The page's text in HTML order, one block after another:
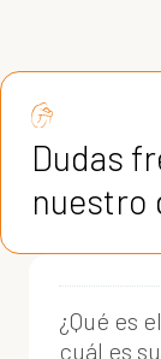
¿Qué es
cuál es
Dudas
nuestro